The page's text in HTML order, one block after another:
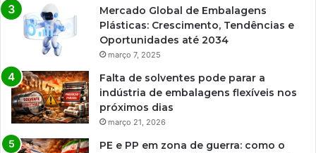
Mercado Global de Embalagens
Plásticas: Crescimento, Tendências e
Oportunidades até 2034
março 7, 2025
Falta de solventes pode parar a
indústria de embalagens flexíveis nos
próximos dias
março 21, 2026
PE e PP em zona de guerra: como o